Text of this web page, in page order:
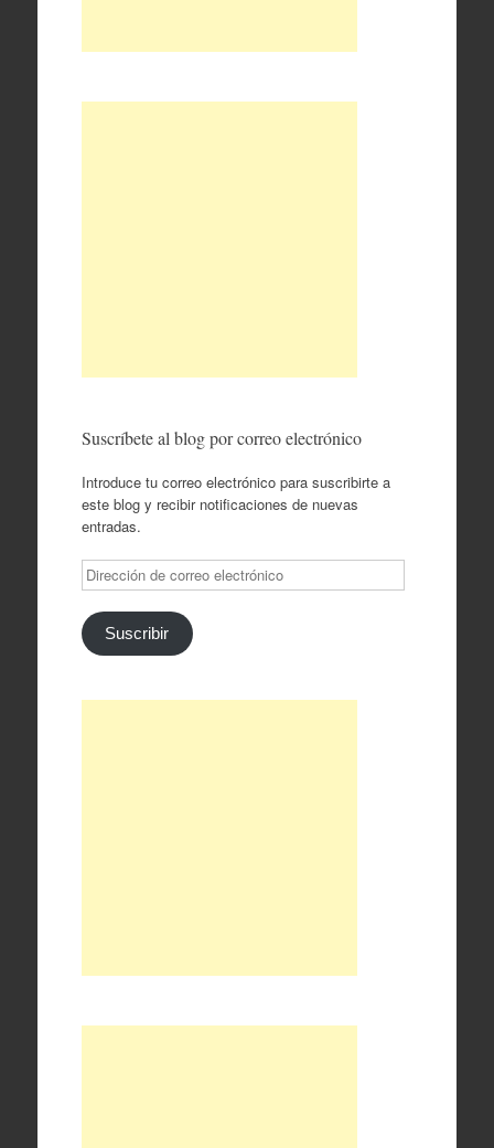
Suscríbete al blog por correo electrónico
Introduce tu correo electrónico para suscribirte a
este blog y recibir notificaciones de nuevas
entradas.
Dirección
de
correo
electrónico
Suscribir